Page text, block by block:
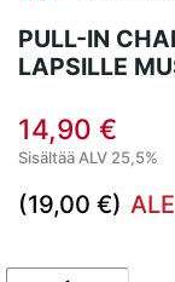
PULL-IN
LAPSILLE
14,90 €
Sisältää ALV 25,5%
(19,00 €)